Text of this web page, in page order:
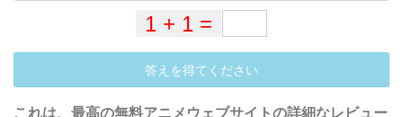
答えを得てください
これは、最高の無料アニメウェブサイトの詳細なレビュー